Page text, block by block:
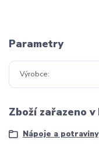
Parametry
Výrobce
Zboží zařazeno
Nápoje a potraviny